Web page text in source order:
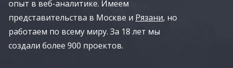
опыт в веб-аналитике. Имеем
представительства в Москве и Рязани, но
работаем по всему миру. За 18 лет мы
создали более 900 проектов.